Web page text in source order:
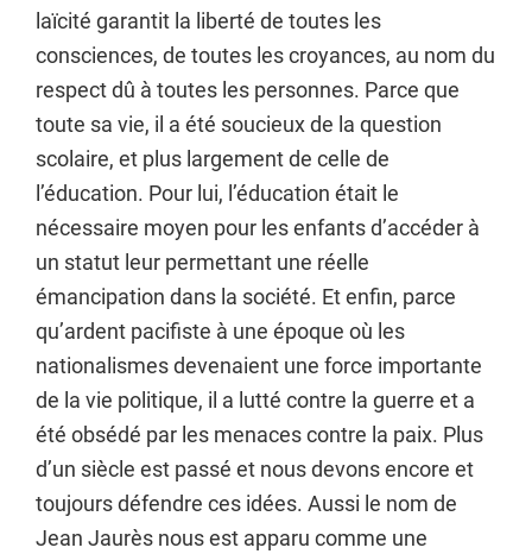
laïcité garantit la liberté de toutes les
consciences, de toutes les croyances, au nom du
respect dû à toutes les personnes. Parce que
toute sa vie, il a été soucieux de la question
scolaire, et plus largement de celle de
l’éducation. Pour lui, l’éducation était le
nécessaire moyen pour les enfants d’accéder à
un statut leur permettant une réelle
émancipation dans la société. Et enfin, parce
qu’ardent pacifiste à une époque où les
nationalismes devenaient une force importante
de la vie politique, il a lutté contre la guerre et a
été obsédé par les menaces contre la paix. Plus
d’un siècle est passé et nous devons encore et
toujours défendre ces idées. Aussi le nom de
Jean Jaurès nous est apparu comme une